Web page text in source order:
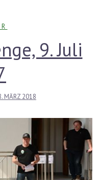
9. Juli
MÄRZ 2018